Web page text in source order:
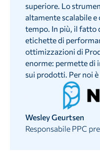
superiore. Lo
altamente scalabile
tempo. In più, il fatto
etichette di
ottimizzazioni di
enorme: permette di
sui prodotti. Per noi
Wesley Geurtsen
Responsabile PPC